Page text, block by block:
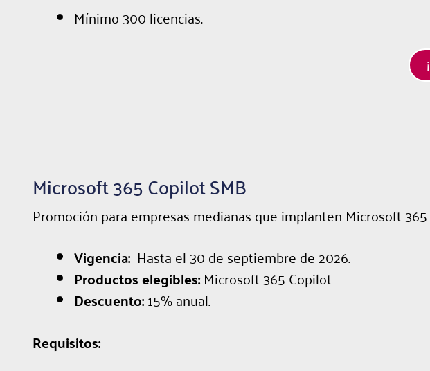
Mínimo 300 licencias.
Microsoft 365 Copilot SMB
Promoción para empresas medianas que implanten Microsoft
Vigencia: Hasta el 30 de septiembre de 2026.
Productos elegibles:Microsoft 365 Copilot
Descuento:15% anual.
Requisitos: